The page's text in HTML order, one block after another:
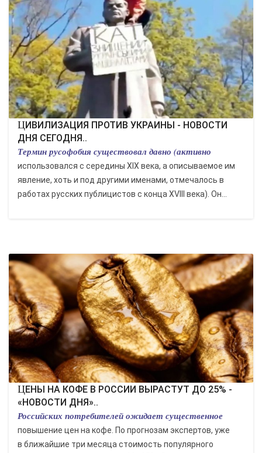
ЦИВИЛИЗАЦИЯ ПРОТИВ УКРАИНЫ - НОВОСТИ
ДНЯ СЕГОДНЯ..
Термин русофобия существовал давно (активно
использовался с середины XIX века, а описываемое им
явление, хоть и под другими именами, отмечалось в
работах русских публицистов с конца XVIII века). Он...
ЦЕНЫ НА КОФЕ В РОССИИ ВЫРАСТУТ ДО 25% -
«НОВОСТИ ДНЯ»..
Российских потребителей ожидает существенное
повышение цен на кофе. По прогнозам экспертов, уже
в ближайшие три месяца стоимость популярного